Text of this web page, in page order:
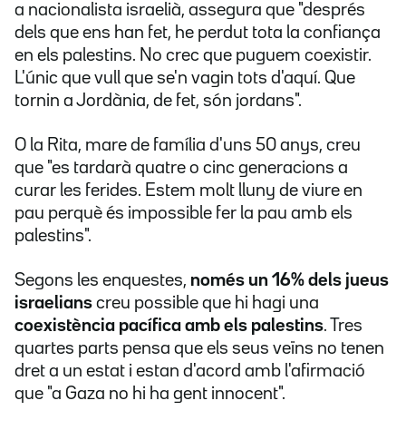
a nacionalista israelià, assegura que "després
dels que ens han fet, he perdut tota la confiança
en els palestins. No crec que puguem coexistir.
L'únic que vull que se'n vagin tots d'aquí. Que
tornin a Jordània, de fet, són jordans".
O la Rita, mare de família d'uns 50 anys, creu
que "es tardarà quatre o cinc generacions a
curar les ferides. Estem molt lluny de viure en
pau perquè és impossible fer la pau amb els
palestins".
Segons les enquestes, només un 16% dels jueus
israelians creu possible que hi hagi una
coexistència pacífica amb els palestins. Tres
quartes parts pensa que els seus veïns no tenen
dret a un estat i estan d'acord amb l'afirmació
que "a Gaza no hi ha gent innocent".